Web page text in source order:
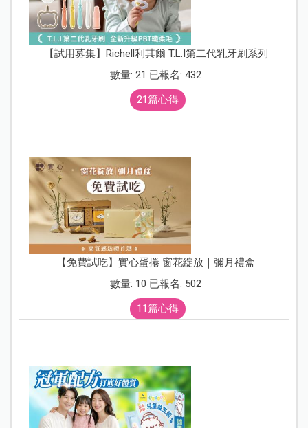
【試用募集】Richell利其爾 T.L.I第二代乳牙刷系列
數量: 21 已報名: 432
21篇心得
【免費試吃】實心蛋捲 窗花綻放｜彌月禮盒
數量: 10 已報名: 502
11篇心得